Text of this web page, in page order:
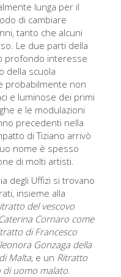
dure
guidata
rapido
lunga per il
di cambiare
tanto che alcuni
Le due parti della
profondo interesse
della scuola
probabilmente non
e luminose dei primi
e le modulazioni
precedenti nella
di Tiziano arrivò
nome è spesso
di molti artisti.
degli Uffizi si trovano
insieme alla
del vescovo
Cornaro come
di Francesco
Gonzaga della
Malta, e un Ritratto
di uomo malato.